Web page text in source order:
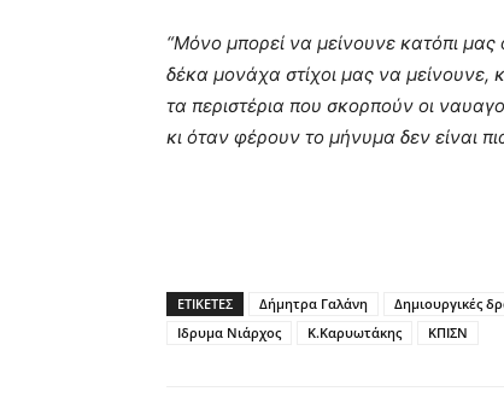
“Μόνο μπορεί να μείνουνε κατόπι μας
δέκα μονάχα στίχοι μας να
τα περιστέρια που σκορπούν οι
κι όταν φέρουν το μήνυμα δεν είναι
ΕΤΙΚΕΤΕΣ Δήμητρα Γαλάνη Δημιουργικές
Ιδρυμα Νιάρχος
Κ.Καρυωτάκης ΚΠΙΣΝ